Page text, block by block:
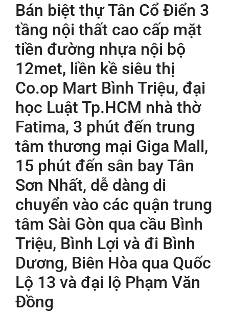
Bán biệt thự Tân Cổ Điển 3
tầng nội thất cao cấp mặt
tiền đường nhựa nội bộ
12met, liền kề siêu thị
Co.op Mart Bình Triệu, đại
học Luật Tp.HCM nhà thờ
Fatima, 3 phút đến trung
tâm thương mại Giga Mall,
15 phút đến sân bay Tân
Sơn Nhất, dễ dàng di
chuyển vào các quận trung
tâm Sài Gòn qua cầu Bình
Triệu, Bình Lợi và đi Bình
Dương, Biên Hòa qua Quốc
Lộ 13 và đại lộ Phạm Văn
Đồng